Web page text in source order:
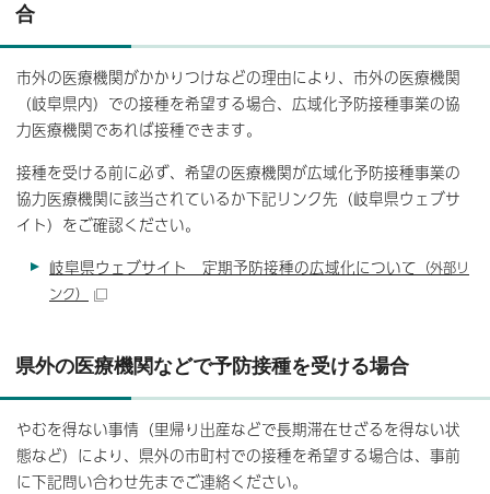
合
市外の医療機関がかかりつけなどの理由により、市外の医療機関
（岐阜県内）での接種を希望する場合、広域化予防接種事業の協
力医療機関であれば接種できます。
接種を受ける前に必ず、希望の医療機関が広域化予防接種事業の
協力医療機関に該当されているか下記リンク先（岐阜県ウェブサ
イト）をご確認ください。
岐阜県ウェブサイト 定期予防接種の広域化について （外部リ
ンク）
県外の医療機関などで予防接種を受ける場合
やむを得ない事情（里帰り出産などで長期滞在せざるを得ない状
態など）により、県外の市町村での接種を希望する場合は、事前
に下記問い合わせ先までご連絡ください。